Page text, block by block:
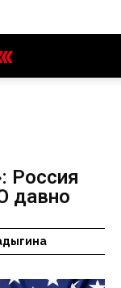
Россия
давно